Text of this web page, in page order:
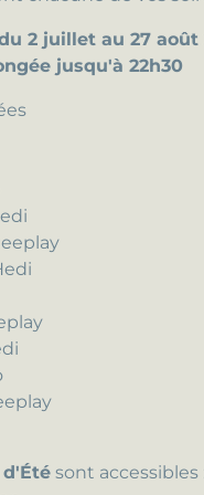
2 juillet au 27 août
jusqu'à 22h30
d'Été sont accessibles